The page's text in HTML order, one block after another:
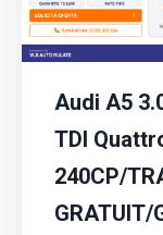
Audi A5
TDI
240CP/
GRATUIT/